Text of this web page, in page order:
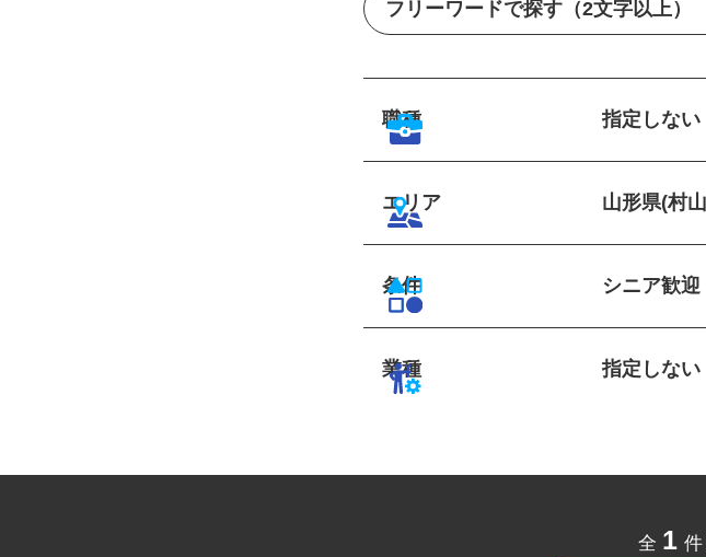
職種 指定しない
エリア 山形県(村
条件 シニア歓迎
業種 指定しない